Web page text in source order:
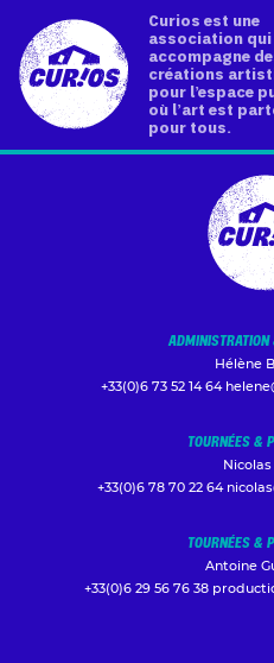
Curios est une
association qui
accompagne
créations
pour l’espace
où l’art est
pour tous.
Hélène
+33(0)6 73 52 14 64
TOURNÉES &
+33(0)6 78 70 22 64
TOURNÉES &
Antoine
+33(0)6 29 56 76 38